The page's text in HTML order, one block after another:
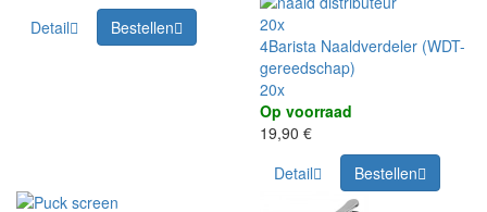
Detail
Bestellen
20x
4Barista Naaldverdeler (WDT-
gereedschap)
20x
Op voorraad
19,90 €
Detail
Bestellen